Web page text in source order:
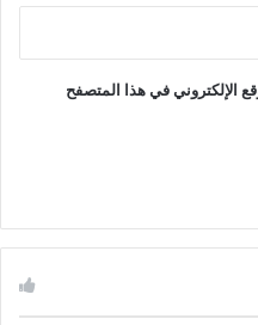
الإلكتروني في هذا المتصفح